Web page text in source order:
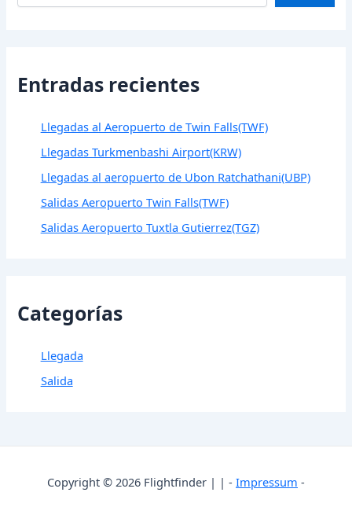
Entradas recientes
Llegadas al Aeropuerto de Twin Falls(TWF)
Llegadas Turkmenbashi Airport(KRW)
Llegadas al aeropuerto de Ubon Ratchathani(UBP)
Salidas Aeropuerto Twin Falls(TWF)
Salidas Aeropuerto Tuxtla Gutierrez(TGZ)
Categorías
Llegada
Salida
Copyright © 2026 Flightfinder | | - Impressum -